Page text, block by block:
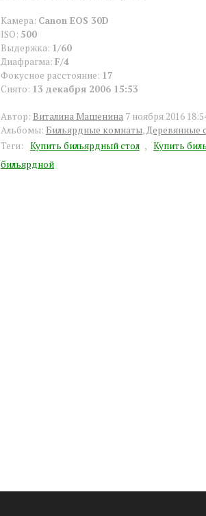
Камера: Canon EOS 30D
ISO: 500
Выдержка: 1/60
Диафрагма: F/4
Фокусное расстояние: 17
Снято: 13 декабря 2006 15:53
Автор: Виталина Машенина 7 ноября 2016
Альбомы: Бильярдные комнаты,Деревянные
Теги:
Купить бильярдный стол , Купить
бильярдной